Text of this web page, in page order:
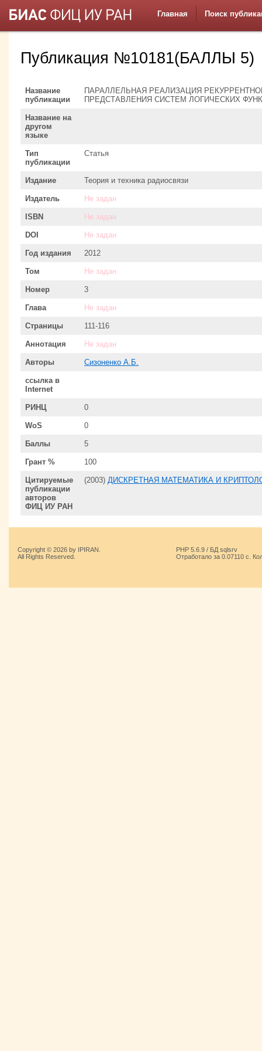
Главная Поиск
Публикация №10181(БАЛЛЫ 5)
Название
публикации
ПАРАЛЛЕЛЬНАЯ РЕАЛИЗАЦИЯ
ПРЕДСТАВЛЕНИЯ СИСТЕМ ЛОГИЧЕСКИХ
Название на
другом
языке
Тип
публикации
Статья
Издание Теория и техника радиосвязи
Издатель Не задан
ISBN Не задан
DOI Не задан
Год издания 2012
Том Не задан
Номер 3
Глава Не задан
Страницы 111-116
Аннотация Не задан
Авторы Сизоненко А.Б.
ссылка в
Internet
РИНЦ 0
WoS 0
Баллы 5
Грант % 100
Цитируемые
публикации
авторов
ФИЦ ИУ РАН
(2003) ДИСКРЕТНАЯ МАТЕМАТИКА И
Copyright © 2026 by IPIRAN.
All Rights Reserved.
PHP 5.6.9 / БД sqlsrv
Отработало за 0.07110 с.